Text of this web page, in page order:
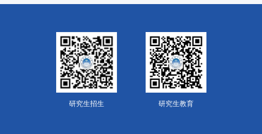
研究生招生 研究生教育